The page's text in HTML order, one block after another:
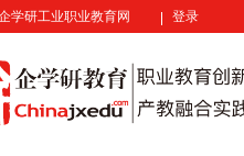
学研工业职业教育网 登录